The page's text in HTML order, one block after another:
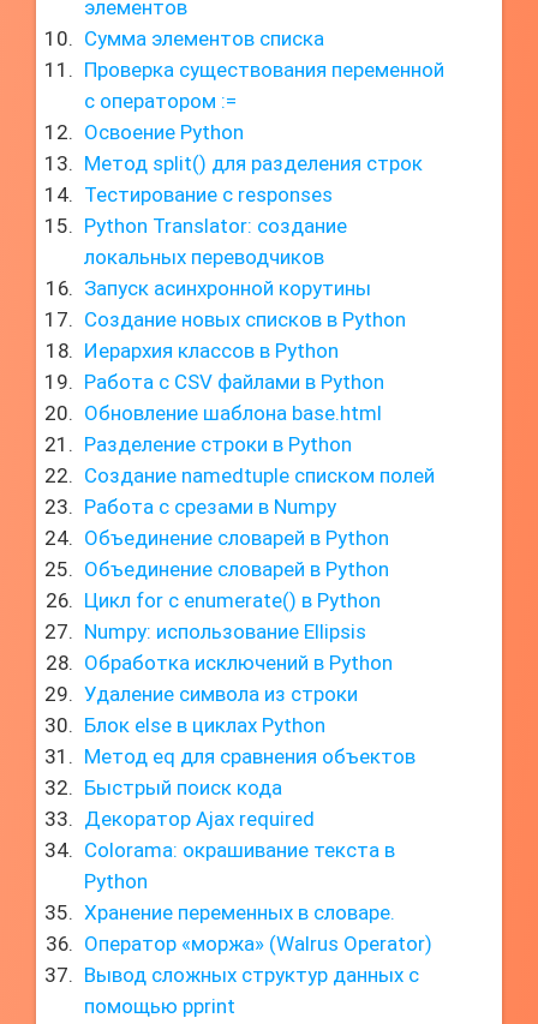
элементов
Сумма элементов списка
Проверка существования переменной
с оператором :=
Освоение Python
Метод split() для разделения строк
Тестирование с responses
Python Translator: создание
локальных переводчиков
Запуск асинхронной корутины
Создание новых списков в Python
Иерархия классов в Python
Работа с CSV файлами в Python
Обновление шаблона base.html
Разделение строки в Python
Создание namedtuple списком полей
Работа с срезами в Numpy
Объединение словарей в Python
Объединение словарей в Python
Цикл for с enumerate() в Python
Numpy: использование Ellipsis
Обработка исключений в Python
Удаление символа из строки
Блок else в циклах Python
Метод eq для сравнения объектов
Быстрый поиск кода
Декоратор Ajax required
Colorama: окрашивание текста в
Python
Хранение переменных в словаре.
Оператор «моржа» (Walrus Operator)
Вывод сложных структур данных с
помощью pprint